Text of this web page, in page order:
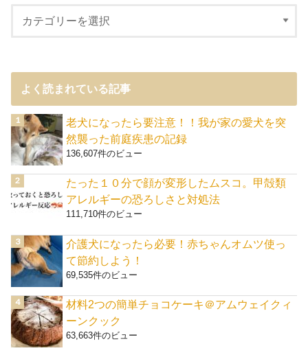
よく読まれている記事
老犬になったら要注意！！我が家の愛犬を突
然襲った前庭疾患の記録
136,607件のビュー
たった１０分で顔が変形したムスコ。甲殻類
アレルギーの恐ろしさと対処法
111,710件のビュー
介護犬になったら必要！赤ちゃんオムツ使っ
て節約しよう！
69,535件のビュー
材料2つの簡単チョコケーキ＠アムウェイクィ
ーンクック
63,663件のビュー